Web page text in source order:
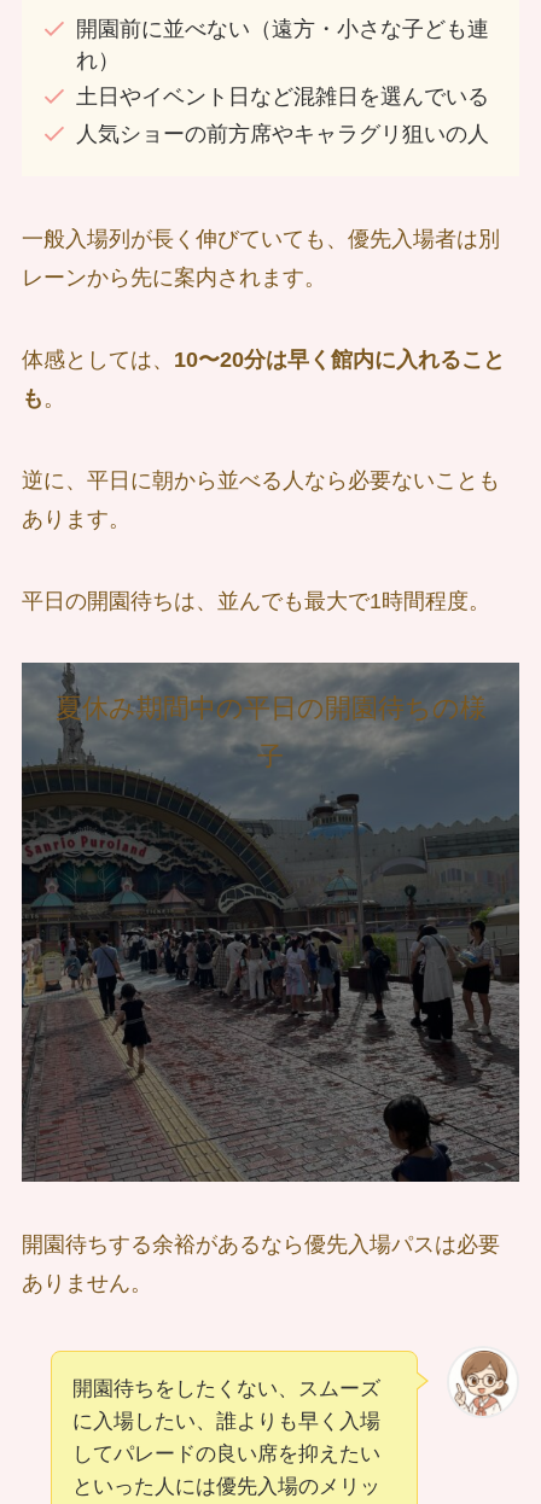
開園前に並べない（遠方・小さな子ども連
れ）
土日やイベント日など混雑日を選んでいる
人気ショーの前方席やキャラグリ狙いの人
一般入場列が長く伸びていても、優先入場者は別
レーンから先に案内されます。
体感としては、 10〜20分は早く館内に入れること
も 。
逆に、平日に朝から並べる人なら必要ないことも
あります。
平日の開園待ちは、並んでも最大で1時間程度。
夏休み期間中の平日の開園待ちの様
子
開園待ちする余裕があるなら優先入場パスは必要
ありません。
開園待ちをしたくない、スムーズ
に入場したい、誰よりも早く入場
してパレードの良い席を抑えたい
といった人には優先入場のメリッ